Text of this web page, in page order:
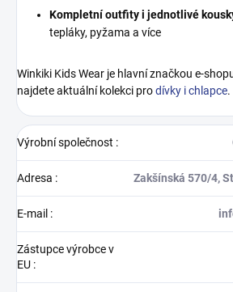
Kompletní outfity i jednotlivé
tepláky, pyžama a více
Winkiki Kids Wear je hlavní značkou e-
najdete aktuální kolekci prodívky i chlapce.
Výrobní společnost :
Adresa : Zakšínská 570/4,
E-mail :
Zástupce výrobce v
EU :